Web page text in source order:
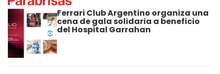
Ferrari Club Argentino organiza una
cena de gala solidaria a beneficio
del Hospital Garrahan